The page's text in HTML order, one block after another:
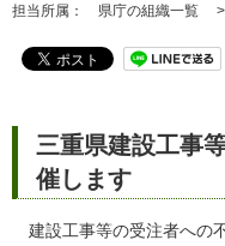
担当所属： 県庁の組織一覧 >
三重県建設工事
催します
建設工事等の受注者への